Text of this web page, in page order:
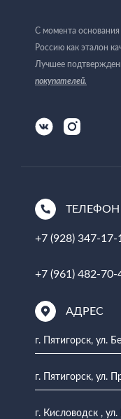
С момента основания
Россию как эталон
Лучшее
покупателей.
ТЕЛЕФОН
+7 (928) 347-17-
+7 (961) 482-70-
АДРЕС
г. Пятигорск, ул.
г. Пятигорск, ул.
г. Кисловодск ,